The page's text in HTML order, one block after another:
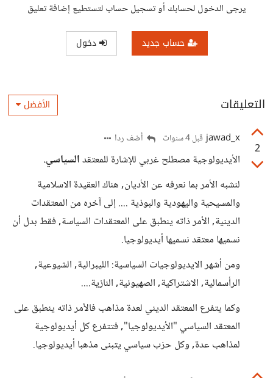
يرجى الدخول لحسابك أو تسجيل حساب لتستطيع إضافة تعليق
حساب جديد دخول
التعليقات الأفضل
2
jawad_x قبل 4 سنوات أضف ردا
الأيديولوجية مصطلح غربي للإشارة للمعتقدالسياسي.
لنشبه الأمر بما نعرفه عن الأديان, هناك العقيدة الاسلامية
والمسيحية واليهودية والبوذية .... إلى آخره من المعتقدات
الدينية, الأمر ذاته ينطبق على المعتقدات السياسة, فقط بدل أن
نسميها معتقد نسميها أيديولوجيا.
ومن أشهر الايديولوجيات السياسية: الليبرالية, الشيوعية,
الرأسمالية, الاشتراكية, الصهيونية, النازية....
وكما يتفرع المعتقد الديني لعدة مذاهب فالأمر ذاته ينطبق على
المعتقد السياسي "الأيديولوجيا", فتتفرع كل أيديولوجية
لمذاهب عدة, وكل حزب سياسي يتبنى مذهبا أيديولوجيا.